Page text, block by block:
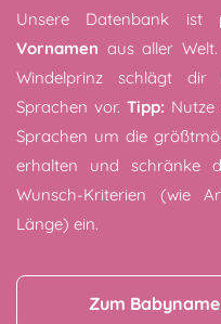
Unsere Datenbank
Vornamen aus aller
Windelprinz schlägt dir
Sprachen vor. Tipp:
Sprachen um die
erhalten und schränke
Wunsch-Kriterien (wie
Länge) ein.
Zum